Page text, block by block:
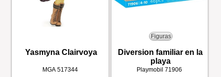
Yasmyna Clairvoya
MGA 517344
Figuras
Diversion familiar en la
playa
Playmobil71906